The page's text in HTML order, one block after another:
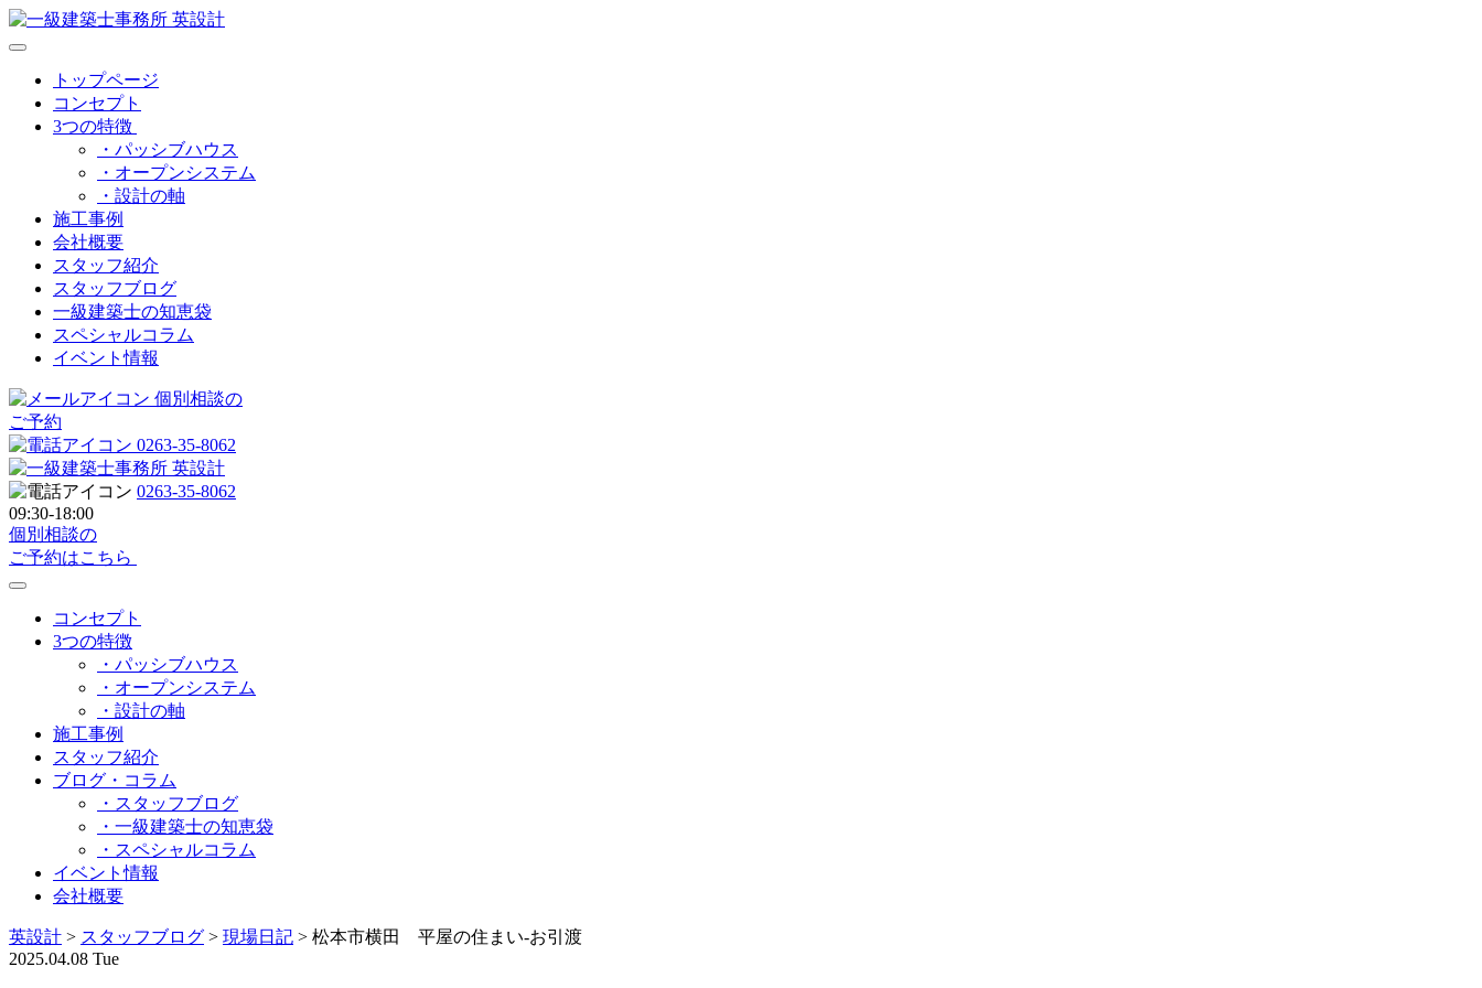
トップページ
コンセプト
3つの特徴
・パッシブハウス
・オープンシステム
・設計の軸
施工事例
会社概要
スタッフ紹介
スタッフブログ
一級建築士の知恵袋
スペシャルコラム
イベント情報
個別相談の
ご予約
0263-35-8062
0263-35-8062
09:30-18:00
個別相談の
ご予約はこちら
コンセプト
3つの特徴
・パッシブハウス
・オープンシステム
・設計の軸
施工事例
スタッフ紹介
ブログ・コラム
・スタッフブログ
・一級建築士の知恵袋
・スペシャルコラム
イベント情報
会社概要
英設計 > スタッフブログ > 現場日記 > 松本市横田 平屋の住まい-お引渡
2025.04.08 Tue